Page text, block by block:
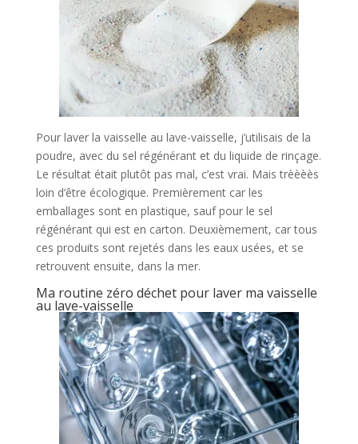
Pour laver la vaisselle au lave-vaisselle, j’utilisais de la
poudre, avec du sel régénérant et du liquide de rinçage.
Le résultat était plutôt pas mal, c’est vrai. Mais trèèèès
loin d’être écologique. Premièrement car les
emballages sont en plastique, sauf pour le sel
régénérant qui est en carton. Deuxièmement, car tous
ces produits sont rejetés dans les eaux usées, et se
retrouvent ensuite, dans la mer.
Ma routine zéro déchet pour laver ma vaisselle
au lave-vaisselle